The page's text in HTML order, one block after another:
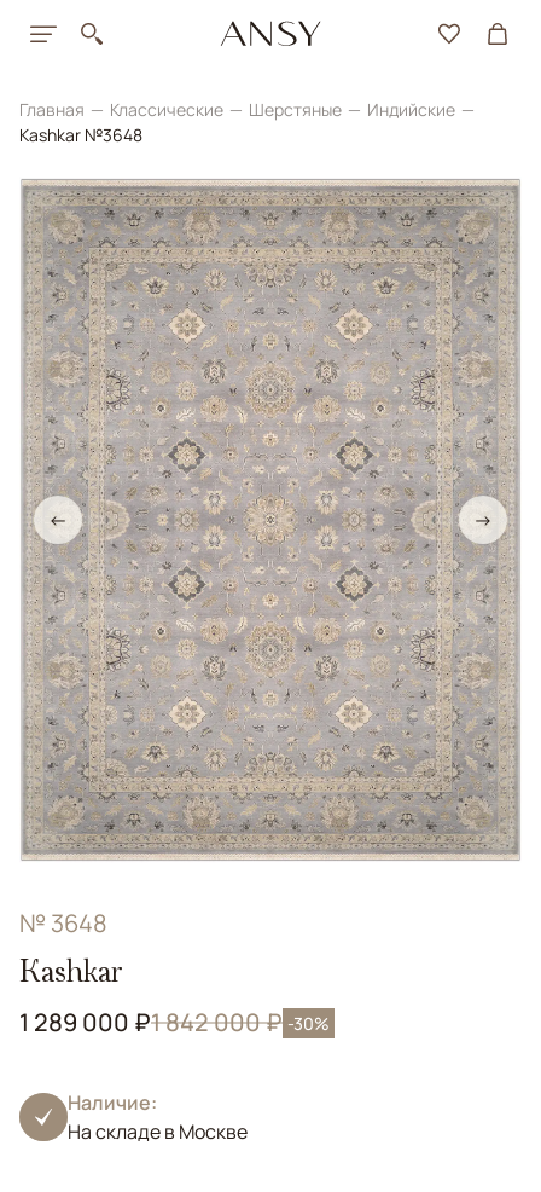
Главная Классические Шерстяные
Индийские
Kashkar №3648
← →
№ 3648
Kashkar
1 289 000 ₽1 842 000 ₽ -30%
Наличие:
На складе в Москве